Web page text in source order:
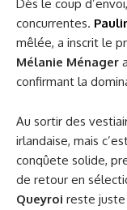
Dès le coup
concurrentes.
mêlée, a inscrit le
Mélanie Ménager
confirmant la
Au sortir des
irlandaise, mais
conqûete solide,
de retour en
Queyroi reste